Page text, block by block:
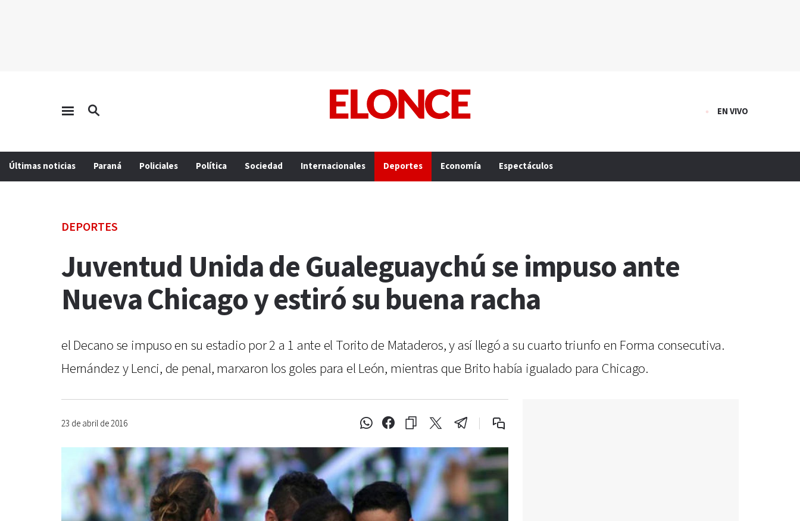
EN VIVO
Últimas noticias Paraná Policiales Política Sociedad Internacionales Deportes Economía Espectáculos
DEPORTES
Juventud Unida de Gualeguaychú se impuso ante
Nueva Chicago y estiró su buena racha
el Decano se impuso en su estadio por 2 a 1 ante el Torito de Mataderos, y así llegó a su cuarto triunfo en Forma consecutiva.
Hernández y Lenci, de penal, marxaron los goles para el León, mientras que Brito había igualado para Chicago.
23 de abril de 2016